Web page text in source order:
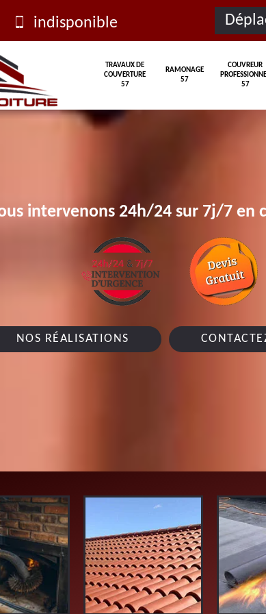
indisponible
TRAVAUX DE
COUVERTURE
57
RAMONAGE
57
COUVREUR
57
intervenons 24h/24 sur 7j/7 en
NOS RÉALISATIONS